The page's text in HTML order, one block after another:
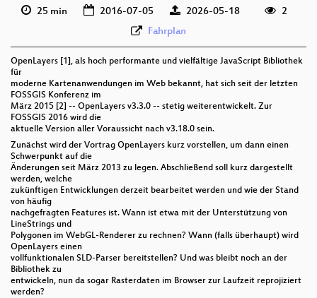
25 min 2016-07-05 2026-05-18
2
Fahrplan
OpenLayers [1], als hoch performante und vielfältige JavaScript Bibliothek
für
moderne Kartenanwendungen im Web bekannt, hat sich seit der letzten
FOSSGIS Konferenz im
März 2015 [2] -- OpenLayers v3.3.0 -- stetig weiterentwickelt. Zur
FOSSGIS 2016 wird die
aktuelle Version aller Voraussicht nach v3.18.0 sein.
Zunächst wird der Vortrag OpenLayers kurz vorstellen, um dann einen
Schwerpunkt auf die
Änderungen seit März 2013 zu legen. Abschließend soll kurz dargestellt
werden, welche
zukünftigen Entwicklungen derzeit bearbeitet werden und wie der Stand
von häufig
nachgefragten Features ist. Wann ist etwa mit der Unterstützung von
LineStrings und
Polygonen im WebGL-Renderer zu rechnen? Wann (falls überhaupt) wird
OpenLayers einen
vollfunktionalen SLD-Parser bereitstellen? Und was bleibt noch an der
Bibliothek zu
entwickeln, nun da sogar Rasterdaten im Browser zur Laufzeit reprojiziert
werden?